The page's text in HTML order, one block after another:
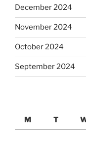
December 2024
November 2024
October 2024
September 2024
M
T